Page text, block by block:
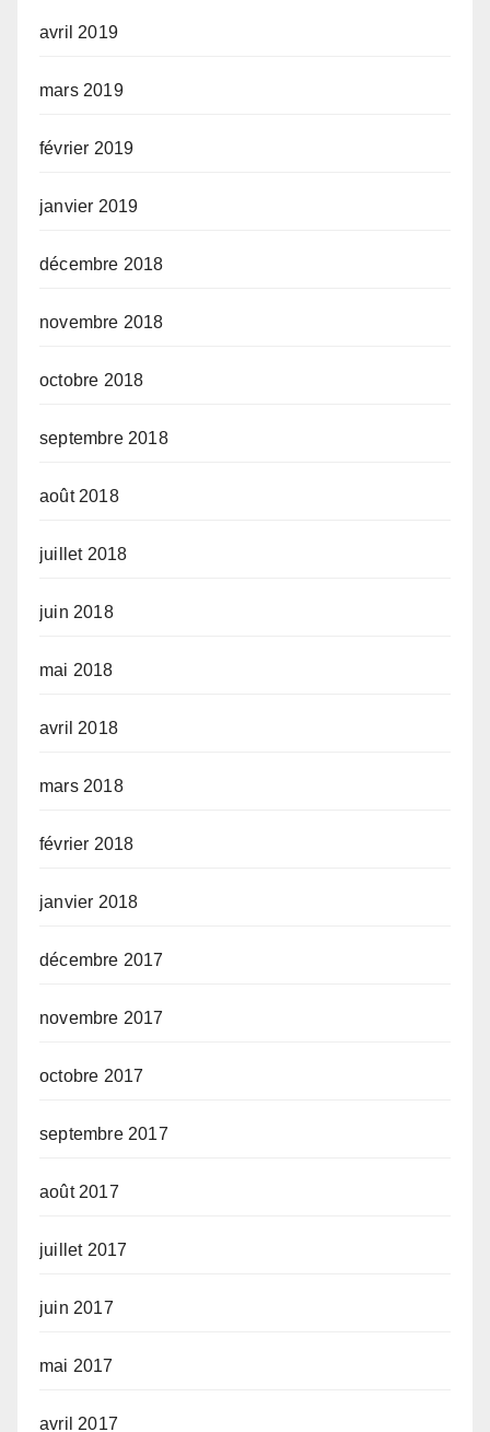
avril 2019
mars 2019
février 2019
janvier 2019
décembre 2018
novembre 2018
octobre 2018
septembre 2018
août 2018
juillet 2018
juin 2018
mai 2018
avril 2018
mars 2018
février 2018
janvier 2018
décembre 2017
novembre 2017
octobre 2017
septembre 2017
août 2017
juillet 2017
juin 2017
mai 2017
avril 2017